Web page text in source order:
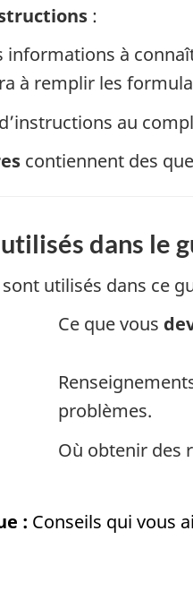
:
informations à
à remplir les
au
contiennent des
dans le
utilisés dans ce
Ce que vous
problèmes.
Où obtenir des
: Conseils qui vous